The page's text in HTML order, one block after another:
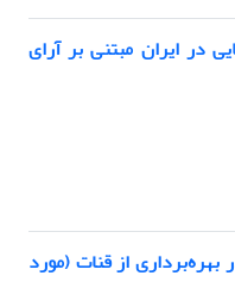
در ایران مبتنی بر آرای
از قنات (مورد